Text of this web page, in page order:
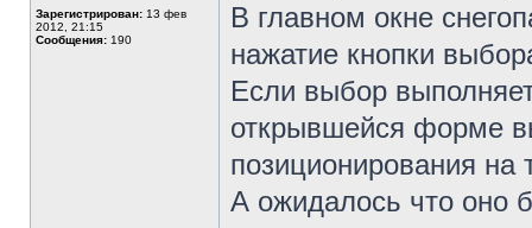
Зарегистрирован: 13 фев
2012, 21:15
Сообщения: 190
В главном окне
нажатие кнопки
Если выбор
открывшейся форме
позиционирования
А ожидалось что оно